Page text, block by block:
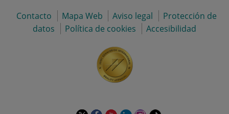
Contacto Mapa Web Aviso legal
Protección de
datos
Política de cookies Accesibilidad